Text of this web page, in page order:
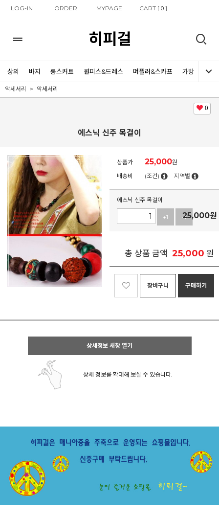
LOG-IN ORDER MYPAGE CART [0 ]
히피걸
상의 바지 롱스커트 원피스&드레스 머플러&스카프 가방 신발
악세서리 악세서리
0
에스닉 신주 목걸이
상품가 25,000원
배송비
(조건) 지역별
에스닉 신주 목걸이
+1 -1
25,000원
총 상품 금액 25,000 원
장바구니 구매하기
상세정보 새창 열기
상세 정보를 확대해 보실 수 있습니다.